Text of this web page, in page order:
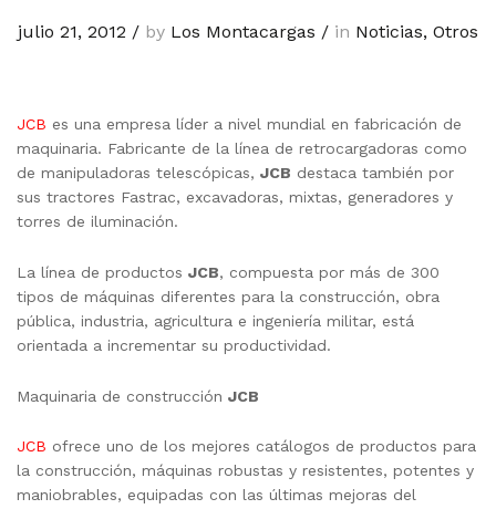
julio 21, 2012 / by Los Montacargas / in Noticias, Otros
JCB es una empresa líder a nivel mundial en fabricación de
maquinaria. Fabricante de la línea de retrocargadoras como
de manipuladoras telescópicas, JCB destaca también por
sus tractores Fastrac, excavadoras, mixtas, generadores y
torres de iluminación.
La línea de productos JCB, compuesta por más de 300
tipos de máquinas diferentes para la construcción, obra
pública, industria, agricultura e ingeniería militar, está
orientada a incrementar su productividad.
Maquinaria de construcción JCB
JCB ofrece uno de los mejores catálogos de productos para
la construcción, máquinas robustas y resistentes, potentes y
maniobrables, equipadas con las últimas mejoras del